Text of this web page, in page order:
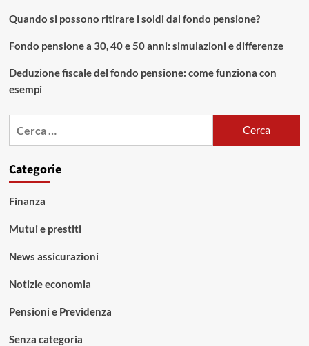
Quando si possono ritirare i soldi dal fondo pensione?
Fondo pensione a 30, 40 e 50 anni: simulazioni e differenze
Deduzione fiscale del fondo pensione: come funziona con
esempi
Categorie
Finanza
Mutui e prestiti
News assicurazioni
Notizie economia
Pensioni e Previdenza
Senza categoria